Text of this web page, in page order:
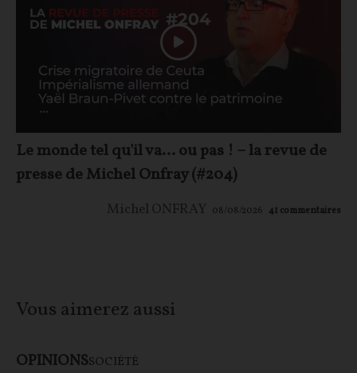
Le monde tel qu'il va… ou pas ! – la revue de
presse de Michel Onfray (#204)
Michel ONFRAY 08/08/2026 41 commentaires
Vous aimerez aussi
OPINIONSSOCIÉTÉ